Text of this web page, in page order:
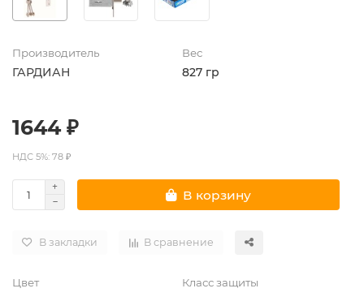
Производитель
ГАРДИАН
Вес
827 гр
1644 ₽
НДС 5%: 78 ₽
В корзину
В закладки В сравнение
Цвет Класс защиты